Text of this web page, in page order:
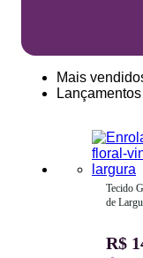
Mais
Lançamentos
Tecido
de
R$